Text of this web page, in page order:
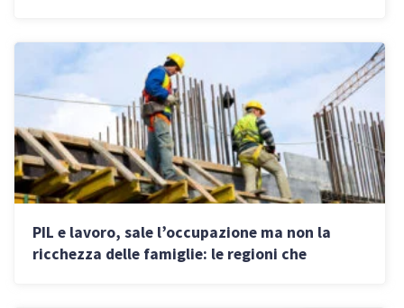
PIL e lavoro, sale l’occupazione ma non la
ricchezza delle famiglie: le regioni che